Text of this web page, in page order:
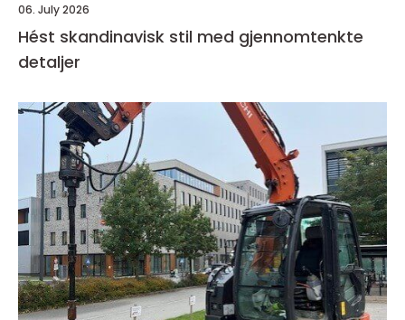
06. July 2026
Hést skandinavisk stil med gjennomtenkte
detaljer